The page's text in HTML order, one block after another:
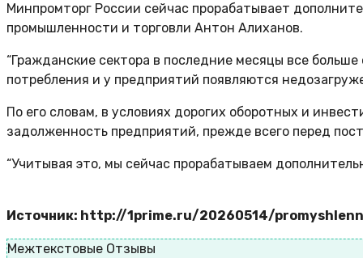
Минпромторг России сейчас прорабатывает
промышленности и торговли Антон Алиханов.
“Гражданские сектора в последние месяцы все
потребления и у предприятий появляются
По его словам, в условиях дорогих оборотных и
задолженность предприятий, прежде всего перед
“Учитывая это, мы сейчас прорабатываем
Источник: http://1prime.ru/20260514/
Межтекстовые Отзывы